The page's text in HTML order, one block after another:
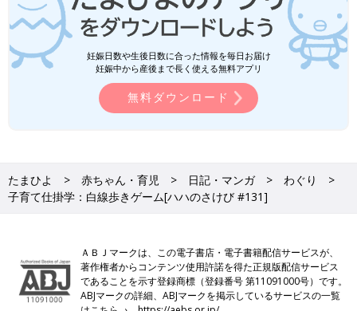
妊娠日数や生後日数に合った情報を毎日お届け
妊娠中から産後まで長く使える無料アプリ
無料ダウンロード
たまひよ 赤ちゃん・育児 日記・マンガ
わぐり
子育て仕掛学：白線歩きゲーム[ハハのさけび #131]
ＡＢＪマークは、この電子書店・電子書籍配信サービスが、
著作権者からコンテンツ使用許諾を得た正規版配信サービス
であることを示す登録商標（登録番号 第11091000号）です。
ABJマークの詳細、ABJマークを掲示しているサービスの一覧